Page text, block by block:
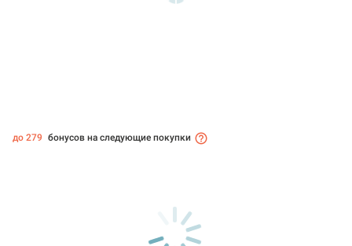
до 279 бонусов на следующие покупки